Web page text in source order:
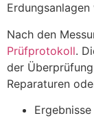
Nach den
Prüfprotokoll.
der
Reparaturen